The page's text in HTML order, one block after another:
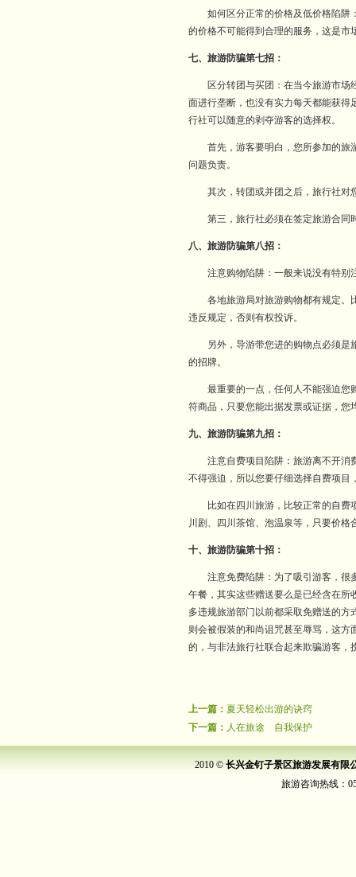
如何区分正常的价格及低价格陷阱：
的价格不可能得到合理的服务，这是市
七、旅游防骗第七招：
区分转团与买团：在当今旅游市
面进行垄断，也没有实力每天都能获得
行社可以随意的剥夺游客的选择权。
首先，游客要明白，您所参加的旅游
问题负责。
其次，转团或并团之后，旅行社对
第三，旅行社必须在签定旅游合同
八、旅游防骗第八招：
注意购物陷阱：一般来说没有特别
各地旅游局对旅游购物都有规定。比
违反规定，否则有权投诉。
另外，导游带您进的购物点必须是旅
的招牌。
最重要的一点，任何人不能强迫您购
符商品，只要您能出据发票或证据，您
九、旅游防骗第九招：
注意自费项目陷阱：旅游离不开消
不得强迫，所以您要仔细选择自费项目
比如在四川旅游，比较正常的自费项
川剧、四川茶馆、泡温泉等，只要价格
十、旅游防骗第十招：
注意免费陷阱：为了吸引游客，很多
午餐，其实这些赠送要么是已经含在所
多违规旅游部门以前都采取免赠送的
则会被假装的和尚诅咒甚至辱骂，这
的，与非法旅行社联合起来欺骗游客，
上一篇： 夏天轻松出游的诀窍
下一篇： 人在旅途 自我保护
2010 © 长兴金钉子景区旅游发展有限
旅游咨询热线：